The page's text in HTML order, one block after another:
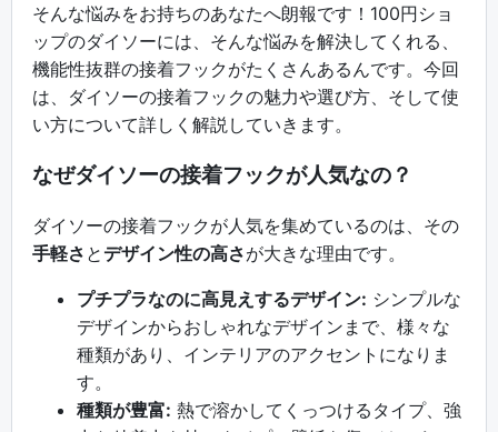
そんな悩みをお持ちのあなたへ朗報です！100円ショ
ップのダイソーには、そんな悩みを解決してくれる、
機能性抜群の接着フックがたくさんあるんです。今回
は、ダイソーの接着フックの魅力や選び方、そして使
い方について詳しく解説していきます。
なぜダイソーの接着フックが人気なの？
ダイソーの接着フックが人気を集めているのは、その
手軽さ と デザイン性の高さが大きな理由です。
プチプラなのに高見えするデザイン: シンプルな
デザインからおしゃれなデザインまで、様々な
種類があり、インテリアのアクセントになりま
す。
種類が豊富: 熱で溶かしてくっつけるタイプ、強